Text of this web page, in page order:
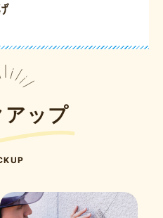
アップ